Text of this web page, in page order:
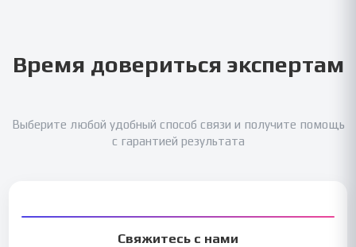
Время довериться экспертам
Выберите любой удобный способ связи и получите помощь
с гарантией результата
Свяжитесь с нами